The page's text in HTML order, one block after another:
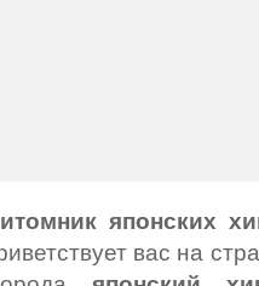
японских
вас на